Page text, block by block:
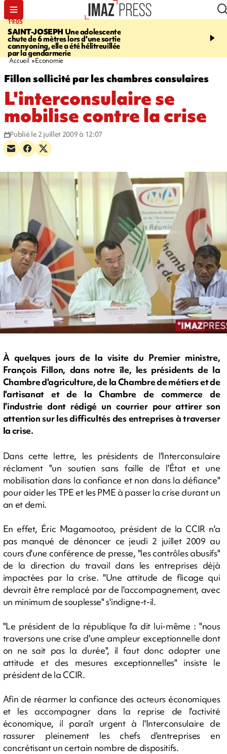
19:05
SAINT-JOSEPH Une adolescente
chute de 6 mètres lors d'une sortie
cannyoning, elle a été hélitreuillée
par la gendarmerie
20:44
rouée de coups,
Accueil Économie
Fillon sollicité par les chambres consulaires
L'interconsulaire se
mobilise contre la crise
Publié le 2 juillet 2009 à 12:07
À quelques jours de la visite du Premier ministre,
François Fillon, dans notre île, les présidents de la
Chambre d'agriculture, de la Chambre de métiers et de
l'artisanat et de la Chambre de commerce de
l'industrie dont rédigé un courrier pour attirer son
attention sur les difficultés des entreprises à traverser
la crise.
Dans cette lettre, les présidents de l'Interconsulaire
réclament "un soutien sans faille de l'État et une
mobilisation dans la confiance et non dans la défiance"
pour aider les TPE et les PME à passer la crise durant un
an et demi.
En effet, Éric Magamootoo, président de la CCIR n'a
pas manqué de dénoncer ce jeudi 2 juillet 2009 au
cours d'une conférence de presse, "les contrôles abusifs"
de la direction du travail dans les entreprises déjà
impactées par la crise. "Une attitude de flicage qui
devrait être remplacé par de l'accompagnement, avec
un minimum de souplesse" s'indigne-t-il.
"Le président de la république l'a dit lui-même : "nous
traversons une crise d'une ampleur exceptionnelle dont
on ne sait pas la durée", il faut donc adopter une
attitude et des mesures exceptionnelles" insiste le
président de la CCIR.
Afin de réarmer la confiance des acteurs économiques
et les accompagner dans la reprise de l'activité
économique, il paraît urgent à l'Interconsulaire de
rassurer pleinement les chefs d'entreprises en
concrétisant un certain nombre de dispositifs.